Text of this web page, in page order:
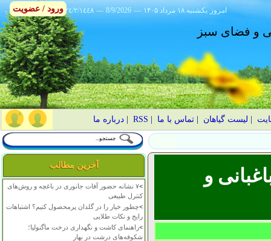
٢٤/٢/١٤٤٨ --- 8/9/2026 --- ۱۴۰۵ يکشنبه ۱۸ مرداد امروز
و فضای سبز
لیست گیاهان |تماس با ما RSS
|درباره ما
آخرین مطالب
>
۷ نشانه حضور آفات جانوری در باغچه و روش‌های
کنترل طبیعی
>چطور خیار را در گلدان پرمحصول کنیم؟ اشتباهات
رایج و نکات طلایی
>راهنمای کاشت و نگهداری درخت ماگنولیا؛
شکوفه‌های درشت در بهار
و
ورود / عضویت